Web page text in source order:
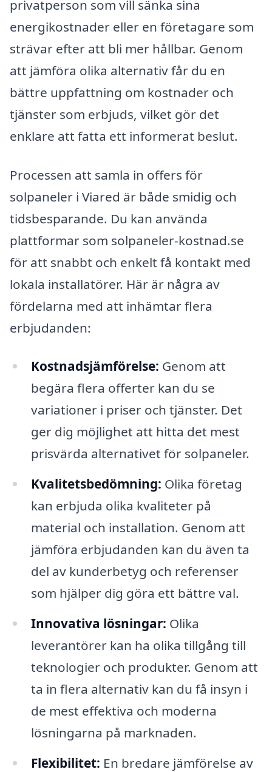
privatperson som vill sänka sina
energikostnader eller en företagare som
strävar efter att bli mer hållbar. Genom
att jämföra olika alternativ får du en
bättre uppfattning om kostnader och
tjänster som erbjuds, vilket gör det
enklare att fatta ett informerat beslut.
Processen att samla in offers för
solpaneler i Viared är både smidig och
tidsbesparande. Du kan använda
plattformar som solpaneler-kostnad.se
för att snabbt och enkelt få kontakt med
lokala installatörer. Här är några av
fördelarna med att inhämtar flera
erbjudanden:
Kostnadsjämförelse: Genom att
begära flera offerter kan du se
variationer i priser och tjänster. Det
ger dig möjlighet att hitta det mest
prisvärda alternativet för solpaneler.
Kvalitetsbedömning: Olika företag
kan erbjuda olika kvaliteter på
material och installation. Genom att
jämföra erbjudanden kan du även ta
del av kunderbetyg och referenser
som hjälper dig göra ett bättre val.
Innovativa lösningar: Olika
leverantörer kan ha olika tillgång till
teknologier och produkter. Genom att
ta in flera alternativ kan du få insyn i
de mest effektiva och moderna
lösningarna på marknaden.
Flexibilitet: En bredare jämförelse av